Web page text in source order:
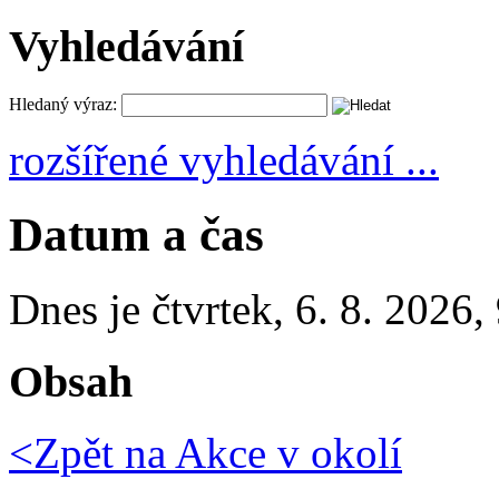
Vyhledávání
Hledaný výraz:
rozšířené vyhledávání ...
Datum a čas
Dnes je čtvrtek, 6. 8. 2026,
Obsah
<Zpět na Akce v okolí